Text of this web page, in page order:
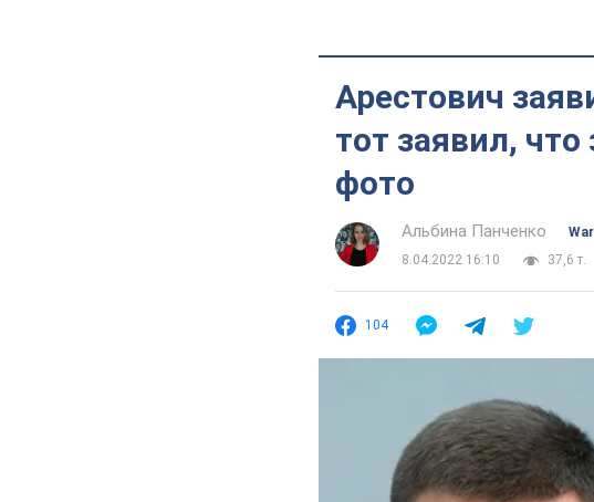
Арестович
тот заявил,
фото
Альбина Панченко
War
8.04.2022 16:10
37,6 т.
104